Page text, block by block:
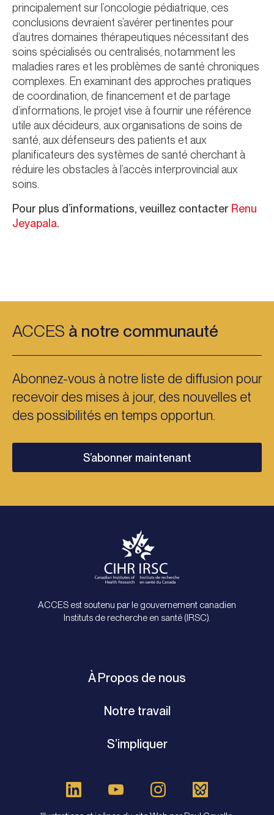
principalement sur l’oncologie pédiatrique, ces
conclusions devraient s’avérer pertinentes pour
d’autres domaines thérapeutiques nécessitant des
soins spécialisés ou centralisés, notamment les
maladies rares et les problèmes de santé chroniques
complexes. En examinant des approches pratiques
de coordination, de financement et de partage
d’informations, le projet vise à fournir une référence
utile aux décideurs, aux organisations de soins de
santé, aux défenseurs des patients et aux
planificateurs des systèmes de santé cherchant à
réduire les obstacles à l’accès interprovincial aux
soins.
Pour plus d’informations, veuillez contacter Renu
Jeyapala.
ACCES à notre communauté
Abonnez-vous à notre liste de diffusion pour
recevoir des mises à jour, des nouvelles et
des possibilités en temps opportun.
S’abonner maintenant
ACCES est soutenu par le gouvernement canadien
Instituts de recherche en santé (IRSC).
À Propos de nous
Notre travail
S’impliquer